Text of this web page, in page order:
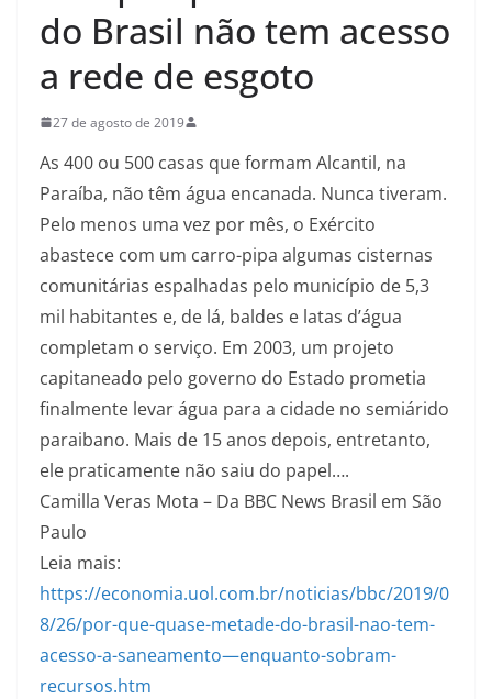
do Brasil não tem acesso
a rede de esgoto
27 de agosto de 2019
As 400 ou 500 casas que formam Alcantil, na
Paraíba, não têm água encanada. Nunca tiveram.
Pelo menos uma vez por mês, o Exército
abastece com um carro-pipa algumas cisternas
comunitárias espalhadas pelo município de 5,3
mil habitantes e, de lá, baldes e latas d’água
completam o serviço. Em 2003, um projeto
capitaneado pelo governo do Estado prometia
finalmente levar água para a cidade no semiárido
paraibano. Mais de 15 anos depois, entretanto,
ele praticamente não saiu do papel….
Camilla Veras Mota – Da BBC News Brasil em São
Paulo
Leia mais:
https://economia.uol.com.br/noticias/bbc/2019/0
8/26/por-que-quase-metade-do-brasil-nao-tem-
acesso-a-saneamento—enquanto-sobram-
recursos.htm